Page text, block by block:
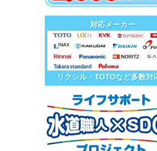
対応メーカー
リクシル・TOTOなど多数対